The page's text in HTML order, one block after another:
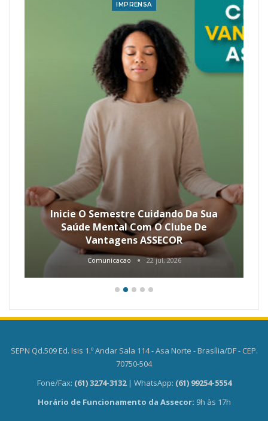
IMPRENSA
Inicie O Semestre Cuidando Da Sua
Saúde Mental Com O Clube De
Vantagens ASSECOR
Comunicacao 22 jul, 2026
SEPN Qd.509 Ed. Isis 1.º Andar Sala 114 - Asa Norte - Brasília/DF - CEP.
70750-504
Fone/Fax: (61) 3274-3132 | WhatsApp: (61) 99254-5554
Horário de Funcionamento da Assecor: 9h às 17h